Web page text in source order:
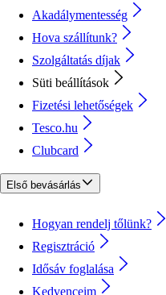
Akadálymentesség
Hova szállítunk?
Szolgáltatás díjak
Süti beállítások
Fizetési lehetőségek
Tesco.hu
Clubcard
Első bevásárlás
Hogyan rendelj tőlünk?
Regisztráció
Idősáv foglalása
Kedvenceim